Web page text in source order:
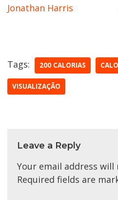
Jonathan Harris
Tags: 200 CALORIAS
VISUALIZAÇÃO
Leave a Reply
Your email address
Required fields are